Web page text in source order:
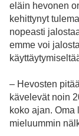
eläin hevonen
kehittynyt
nopeasti
emme voi
– Hevosten
kävelevät noin
koko ajan.
mieluummin